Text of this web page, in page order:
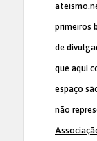
primeiros
de
que aqui
espaço
não